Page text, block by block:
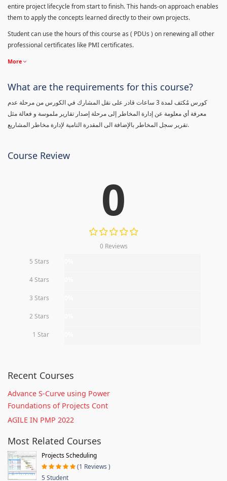
entire project lifecycle from start to finish. This hands-on approach enables
them to apply the concepts learned directly to their own projects.
Student can use the hours of this course as ( PDUs ) on renewing all other
professional certificates like PMI certificates.
More
What are the requirements for this course?
كورس مٌكثف لمدة 3 ساعات قادر على نقل المشارك في الكورس من مرحلة عدم
معرفة أي معلومة عن إدارة المخاطر إلى مرحلة إصدار تقارير ملموسة و فعالة مثل
تقرير سجل المخاطر بالإضافة الى المقدرة التامية لإدارة مخاطر المشاريع.
Course Review
0
0 Reviews
5 Stars
4 Stars
3 Stars
2 Stars
1 Star
Recent Courses
Advance S-Curve using Power
Foundations of Projects Cont
AGILE IN PMP 2022
Most Related Courses
Projects Scheduling
(1 Reviews )
5 Student